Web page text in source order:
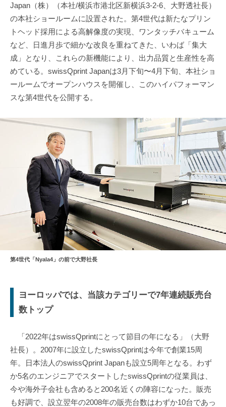
Japan（株）（本社/横浜市港北区新横浜3-2-6、大野透社長）
の本社ショールームに設置された。第4世代は新たなプリン
トヘッド採用による高解像度の実現、ワンタッチバキューム
など、日進月歩で細かな改良を重ねてきた、いわば「集大
成」となり、これらの新機能により、出力品質と生産性を高
めている。swissQprint Japanは3月下旬〜4月下旬、本社ショ
ールームでオープンハウスを開催し、このハイパフォーマン
スな第4世代を公開する。
第4世代「Nyala4」の前で大野社長
ヨーロッパでは、当該カテゴリーで7年連続販売台
数トップ
「2022年はswissQprintにとって節目の年になる」（大野
社長）。2007年に設立したswissQprintは今年で創業15周
年。日本法人のswissQprint Japanも設立5周年となる。わず
か5名のエンジニアでスタートしたswissQprintの従業員は、
今や海外子会社も含めると200名近くの陣容になった。販売
も好調で、設立翌年の2008年の販売台数はわずか10台であっ